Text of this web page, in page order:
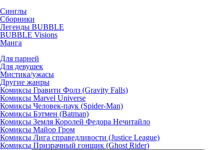
Синглы
Сборники
Легенды BUBBLE
BUBBLE Visions
Манга
Для парней
Для девушек
Мистика/ужасы
Другие жанры
Комиксы Гравити Фолз (Gravity Falls)
Комиксы Marvel Universe
Комиксы Человек-паук (Spider-Man)
Комиксы Бэтмен (Batman)
Комиксы Земля Королей Федора Нечитайло
Комиксы Майор Гром
Комиксы Лига справедливости (Justice League)
Комиксы Призрачный гонщик (Ghost Rider)